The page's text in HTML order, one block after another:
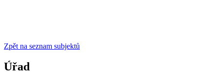
Zpět na seznam subjektů
Úřad